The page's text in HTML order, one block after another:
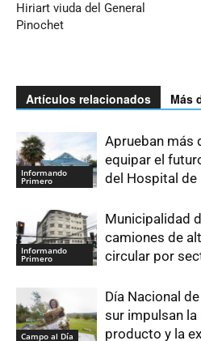
Hiriart viuda del General
Pinochet
Artículos relacionados Más
Informando
Primero
Aprueban más
equipar el
del Hospital de
Informando
Primero
Municipalidad
camiones de
circular por
Campo al Día
Día Nacional
sur impulsan la
producto y la